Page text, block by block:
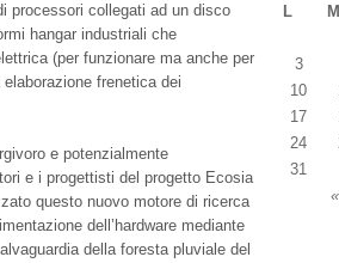
processori collegati ad un disco
hangar industriali che
(per funzionare ma anche per
frenetica dei
e potenzialmente
e i progettisti del progetto Ecosia
questo nuovo motore di ricerca
dell’hardware mediante
della foresta pluviale del
L
M
3
10
17
24
31